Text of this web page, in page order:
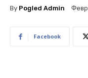
By Pogled Admin
Facebook